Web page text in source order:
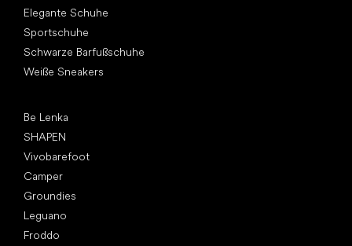
Elegante Schuhe
Sportschuhe
Schwarze Barfußschuhe
Weiße Sneakers
Be Lenka
SHAPEN
Vivobarefoot
Camper
Groundies
Leguano
Froddo